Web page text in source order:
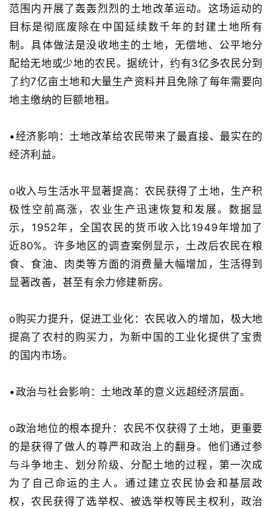
范围内开展了轰轰烈烈的土地改革运动。这场运动的
目标是彻底废除在中国延续数千年的封建土地所有
制。具体做法是没收地主的土地，无偿地、公平地分
配给无地或少地的农民。据统计，约有3亿多农民分到
了约7亿亩土地和大量生产资料并且免除了每年需要向
地主缴纳的巨额地租。
•经济影响 ：土地改革给农民带来了最直接、最实在的
经济利益。
o收入与生活水平显著提高 ：农民获得了土地，生产积
极性空前高涨，农业生产迅速恢复和发展。数据显
示， 1952年，全国农民的货币收入比 1949年增加了
近80%。许多地区的调查案例显示，土改后农民在粮
食、食油、肉类等方面的消费量大幅增加，生活得到
显著改善，甚至有余力修建新房。
o购买力提升，促进工业化 ：农民收入的增加，极大地
提高了农村的购买力，为新中国的工业化提供了宝贵
的国内市场。
•政治与社会影响 ：土地改革的意义远超经济层面。
o政治地位的根本提升 ：农民不仅获得了土地，更重要
的是获得了做人的尊严和政治上的翻身。他们通过参
与斗争地主、划分阶级、分配土地的过程，第一次成
为了自己命运的主人。通过建立农民协会和基层政
权，农民获得了选举权、被选举权等民主权利，政治